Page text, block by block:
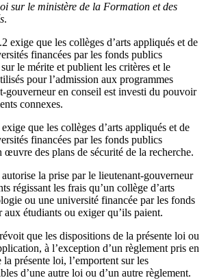
sur le ministère de la Formation et des
.
exige que les collèges d’arts appliqués et de
financées par les fonds publics
le mérite et publient les critères et le
pour l’admission aux programmes
gouverneur en conseil est investi du pouvoir
connexes.
que les collèges d’arts appliqués et de
financées par les fonds publics
œuvre des plans de sécurité de la recherche.
la prise par le lieutenant-gouverneur
régissant les frais qu’un collège d’arts
ou une université financée par les fonds
aux étudiants ou exiger qu’ils paient.
que les dispositions de la présente loi ou
à l’exception d’un règlement pris en
présente loi, l’emportent sur les
d’une autre loi ou d’un autre règlement.